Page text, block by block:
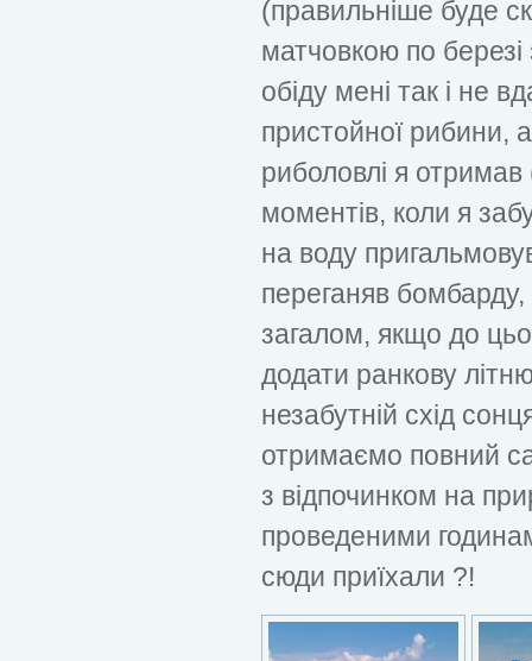
(правильніше буде
матчовкою по
обіду мені так і не
пристойної рибини,
риболовлі я
моментів, коли я
на воду
переганяв
загалом, якщо до
додати ранкову
незабутній схід
отримаємо повний
з відпочинком на
проведеними
сюди приїхали ?!